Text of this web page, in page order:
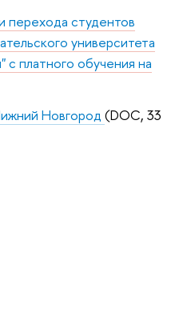
перехода студентов
университета
платного обучения на
Новгород (DOC, 33